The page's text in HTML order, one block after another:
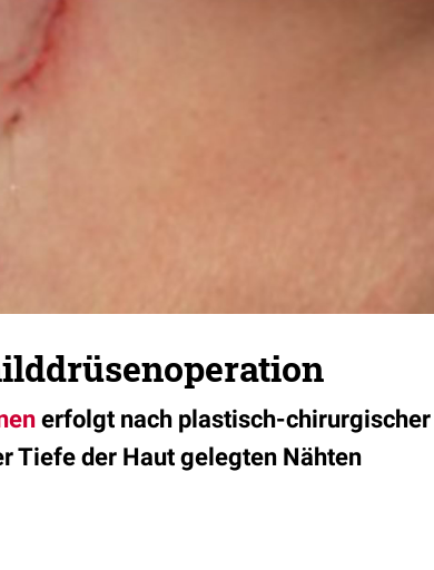
erfolgt nach plastisch-chirurgischer
Tiefe der Haut gelegten Nähten